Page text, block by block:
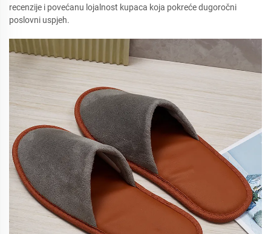
recenzije i povećanu lojalnost kupaca koja pokreće dugoročni
poslovni uspjeh.